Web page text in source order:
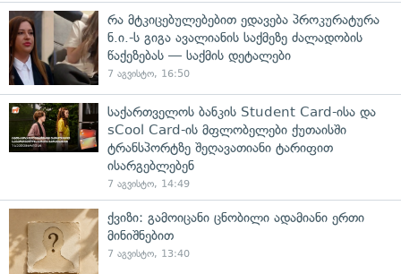
რა მტკიცებულებებით ედავება პროკურატურა
ნ.ი.-ს გიგა ავალიანის საქმეზე ძალადობის
წაქეზებას — საქმის დეტალები
7 აგვისტო, 16:50
საქართველოს ბანკის Student Card-ისა და
sCool Card-ის მფლობელები ქუთაისში
ტრანსპორტზე შეღავათიანი ტარიფით
ისარგებლებენ
7 აგვისტო, 14:49
ქვიზი: გამოიცანი ცნობილი ადამიანი ერთი
მინიშნებით
7 აგვისტო, 13:40